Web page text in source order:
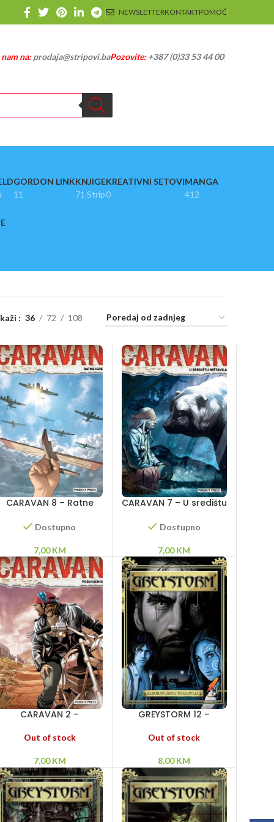
NEWSLETTERKONTAKTPOMOĆ
na:prodaja@stripovi.baPozovite:+387 (0)33 53 44 00
GORDON LINK
11
KNJIGE
71 Strip
KREATIVNI SETOVI
0
MANGA
412
36 72 108
CARAVAN 8 – Ratne
Dostupno
7,00KM
CARAVAN 7 – U središtu
Dostupno
7,00KM
CARAVAN 2 –
Out of stock
7,00KM
GREYSTORM 12 –
Out of stock
8,00KM